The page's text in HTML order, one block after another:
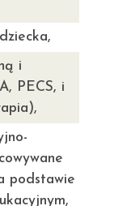
i
PECS, i
podstawie